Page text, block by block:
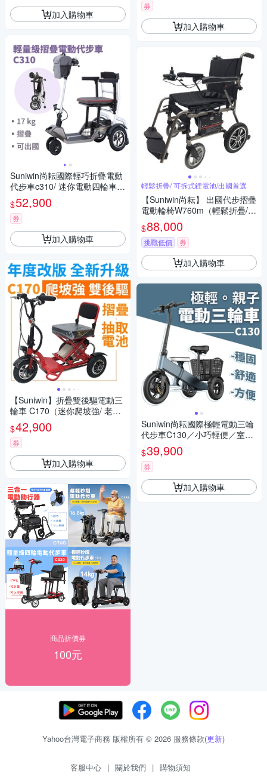
加入購物車
Suniwin尚耘國際輕巧折疊電動
代步車c310/ 迷你電動四輪車/
室內戶外出遊/ 國內外旅行
$52,900
券
加入購物車
【Suniwin】折疊雙後驅電動三
輪車 C170（迷你爬坡強/ 老年
代步車/ 室內戶外出遊）
$42,900
券
加入購物車
商品折價券
100元
券
加入購物車
輕鬆折疊/ 可拆式鋰電池/出國首選
【Suniwin尚耘】 出國代步摺疊
電動輪椅W760m（輕鬆折疊/
可拆式鋰電池/ 出國首選）
$88,000
挑戰低價 券
加入購物車
Suniwin尚耘國際極輕電動三輪
代步車C130／小巧輕便／室內
戶外出遊
$39,900
券
加入購物車
Yahoo台灣電子商務 版權所有 © 2026 服務條款(更新)
客服中心 | 關於我們 | 購物須知